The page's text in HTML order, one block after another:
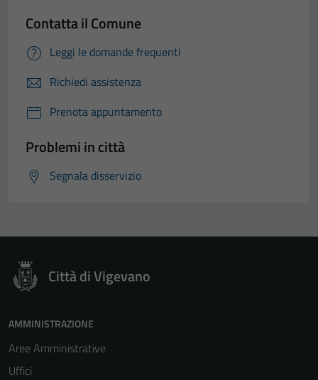
Contatta il Comune
Leggi le domande frequenti
Richiedi assistenza
Prenota appuntamento
Problemi in città
Segnala disservizio
Città di Vigevano
AMMINISTRAZIONE
Aree Amministrative
Uffici